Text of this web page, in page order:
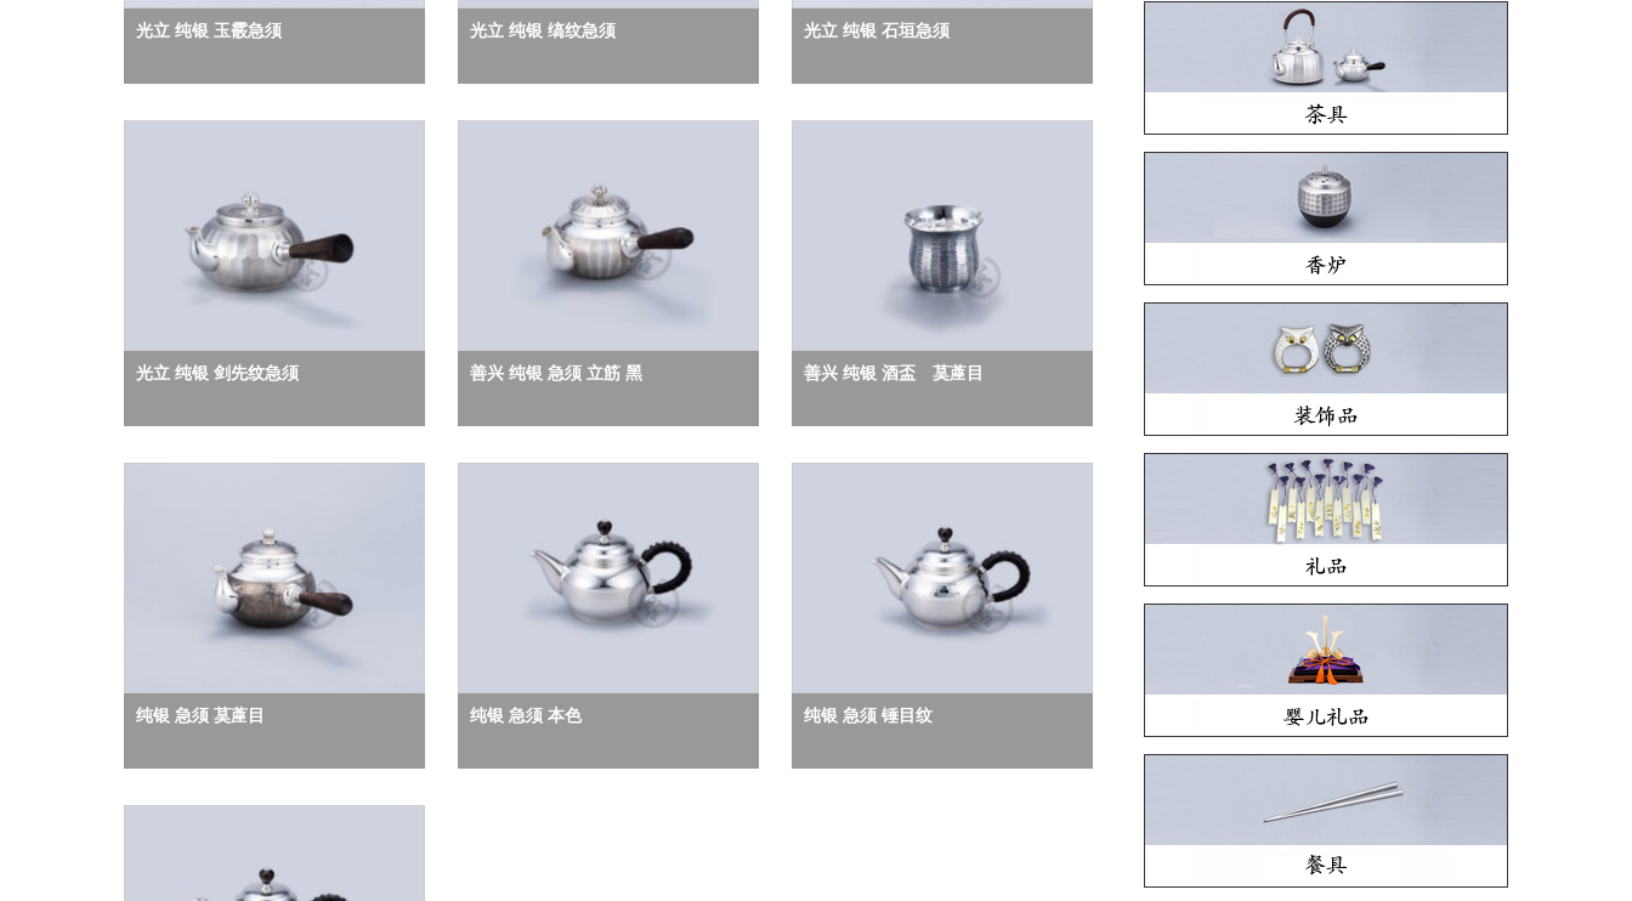
光立 纯银 玉霰急须 光立 纯银 缟纹急须 光立 纯银 石垣急须
光立 纯银 剑先纹急须 善兴 纯银 急须 立筋 黑 善兴 纯银 酒盃 茣蓙目
纯银 急须 茣蓙目 纯银 急须 本色 纯银 急须 锤目纹